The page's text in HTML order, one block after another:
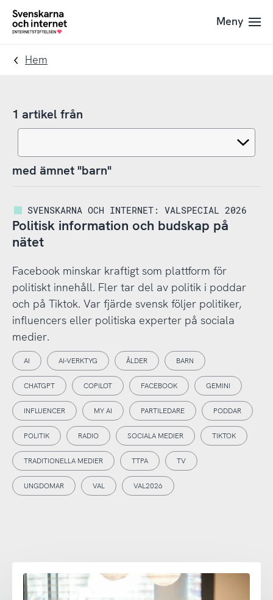
Till
navigation
Till
innehåll
To
Meny
Hem
1 artikel från
med ämnet "barn"
SVENSKARNA OCH INTERNET: VALSPECIAL 2026
Politisk information och budskap på
nätet
Facebook minskar kraftigt som plattform för
politiskt innehåll. Fler tar del av politik i poddar
och på Tiktok. Var fjärde svensk följer politiker,
influencers eller politiska experter på sociala
medier.
AI AI-VERKTYG ÅLDER BARN
CHATGPT COPILOT FACEBOOK GEMINI
INFLUENCER MY AI PARTILEDARE PODDAR
POLITIK RADIO SOCIALA MEDIER TIKTOK
TRADITIONELLA MEDIER TTPA TV
UNGDOMAR VAL VAL2026